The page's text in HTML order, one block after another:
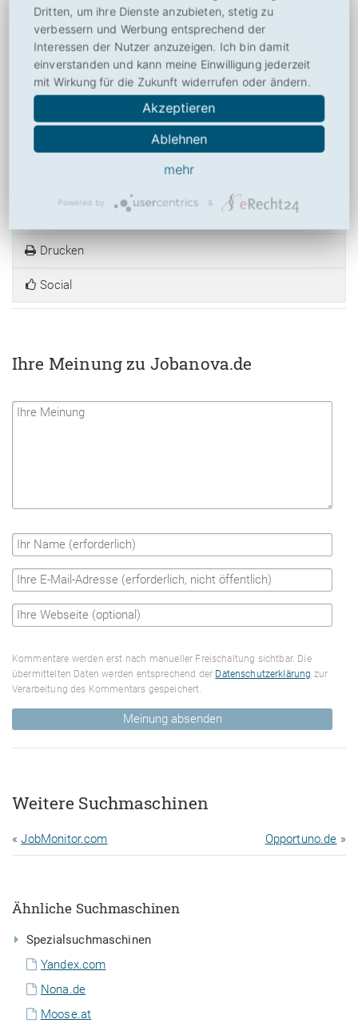
4,57von10
7 Bewertungen
(7Bewertungen, Durchschnitt:4,57aus 10)
Bitte bewerten Sie Jobanova.de nach Ihrer Einschätzung! So helfen Sie
anderen Besuchern mit der Beurteilung von Jobanova.de und
ermöglichen Toplisten und weiteren Nutzen. Danke hierfür!
Drucken
Social
Ihre Meinung zu Jobanova.de
Kommentare werden erst nach manueller Freischaltung sichtbar. Die
übermittelten Daten werden entsprechend der Datenschutzerklärung zur
Verarbeitung des Kommentars gespeichert.
Meinung absenden
Weitere Suchmaschinen
«JobMonitor.com Opportuno.de »
Ähnliche Suchmaschinen
Spezialsuchmaschinen
Yandex.com
Nona.de
Moose.at
Dritten, um ihre Dienste anzubieten, stetig zu
verbessern und Werbung entsprechend der
Interessen der Nutzer anzuzeigen. Ich bin damit
einverstanden und kann meine Einwilligung jederzeit
mit Wirkung für die Zukunft widerrufen oder ändern.
Akzeptieren
Ablehnen
mehr
Powered by &